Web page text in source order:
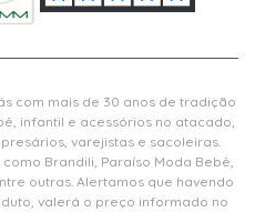
com mais de 30 anos de tradição
infantil e acessórios no atacado,
varejistas e sacoleiras.
Brandili, Paraíso Moda Bebê,
outras. Alertamos que havendo
valerá o preço informado no